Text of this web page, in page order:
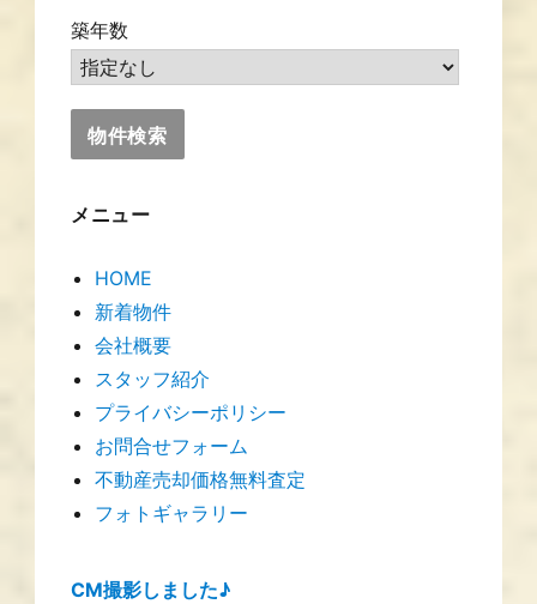
築年数
メニュー
HOME
新着物件
会社概要
スタッフ紹介
プライバシーポリシー
お問合せフォーム
不動産売却価格無料査定
フォトギャラリー
CM撮影しました♪